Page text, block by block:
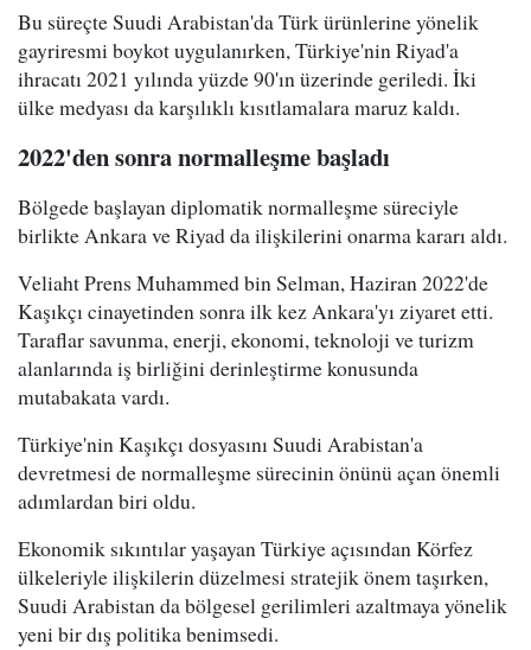
Bu süreçte Suudi Arabistan'da Türk ürünlerine yönelik
gayriresmi boykot uygulanırken, Türkiye'nin Riyad'a
ihracatı 2021 yılında yüzde 90'ın üzerinde geriledi. İki
ülke medyası da karşılıklı kısıtlamalara maruz kaldı.
2022'den sonra normalleşme başladı
Bölgede başlayan diplomatik normalleşme süreciyle
birlikte Ankara ve Riyad da ilişkilerini onarma kararı aldı.
Veliaht Prens Muhammed bin Selman, Haziran 2022'de
Kaşıkçı cinayetinden sonra ilk kez Ankara'yı ziyaret etti.
Taraflar savunma, enerji, ekonomi, teknoloji ve turizm
alanlarında iş birliğini derinleştirme konusunda
mutabakata vardı.
Türkiye'nin Kaşıkçı dosyasını Suudi Arabistan'a
devretmesi de normalleşme sürecinin önünü açan önemli
adımlardan biri oldu.
Ekonomik sıkıntılar yaşayan Türkiye açısından Körfez
ülkeleriyle ilişkilerin düzelmesi stratejik önem taşırken,
Suudi Arabistan da bölgesel gerilimleri azaltmaya yönelik
yeni bir dış politika benimsedi.